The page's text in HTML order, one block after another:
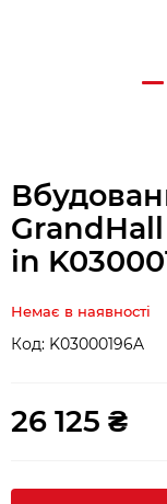
in
Немає в наявності
Код: K03000196A
26 125 ₴